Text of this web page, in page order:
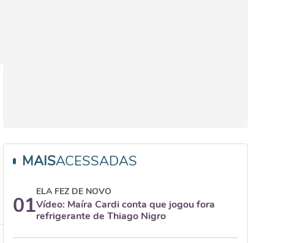
MAISACESSADAS
01
ELA FEZ DE NOVO
Vídeo: Maíra Cardi conta que jogou fora
refrigerante de Thiago Nigro